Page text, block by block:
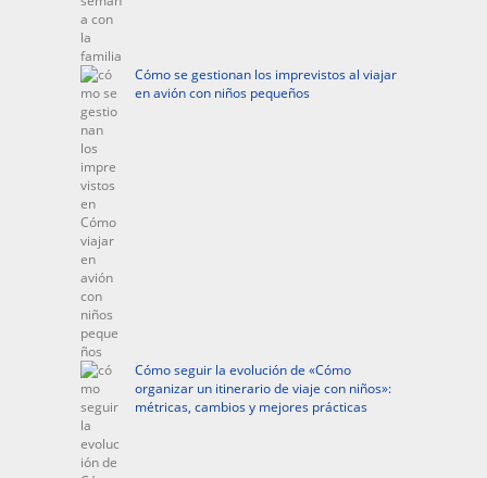
Cómo se gestionan los imprevistos al viajar
en avión con niños pequeños
Cómo seguir la evolución de «Cómo
organizar un itinerario de viaje con niños»:
métricas, cambios y mejores prácticas